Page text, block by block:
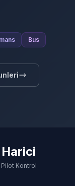
Bus
Harici
Pilot Kontrol